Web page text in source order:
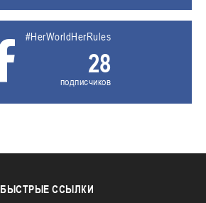
#HerWorldHerRules
28
подписчиков
БЫСТРЫЕ ССЫЛКИ